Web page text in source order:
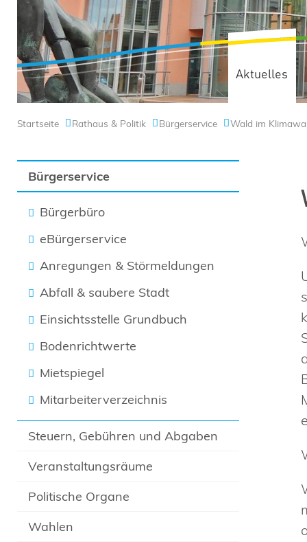
Aktuelles
Startseite Rathaus & Politik Bürgerservice Wald im
Bürgerservice
Bürgerbüro
eBürgerservice
Anregungen & Störmeldungen
Abfall & saubere Stadt
Einsichtsstelle Grundbuch
Bodenrichtwerte
Mietspiegel
Mitarbeiterverzeichnis
Steuern, Gebühren und Abgaben
Veranstaltungsräume
Politische Organe
Wahlen